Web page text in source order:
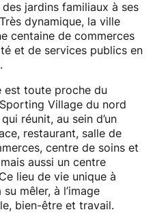
jardins familiaux à ses
dynamique, la ville
centaine de commerces
et de services publics en
est toute proche du
Village du nord
réunit, au sein d’un
restaurant, salle de
centre de soins et
aussi un centre
lieu de vie unique à
mêler, à l’image
bien-être et travail.